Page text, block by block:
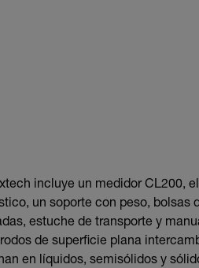
incluye un medidor CL200,
un soporte con peso, bolsas
estuche de transporte y
de superficie plana
en líquidos, semisólidos y